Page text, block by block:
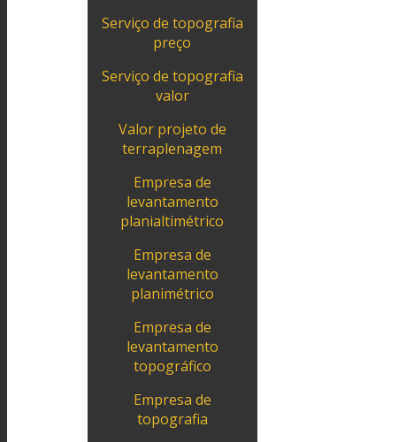
Serviço de topografia
preço
Serviço de topografia
valor
Valor projeto de
terraplenagem
Empresa de
levantamento
planialtimétrico
Empresa de
levantamento
planimétrico
Empresa de
levantamento
topográfico
Empresa de
topografia